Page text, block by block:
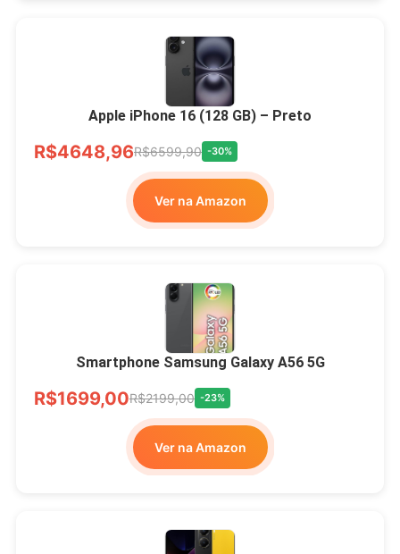
Apple iPhone 16 (128 GB) – Preto
R$4648,96R$6599,90 -30%
Ver na Amazon
Smartphone Samsung Galaxy A56 5G
R$1699,00R$2199,00 -23%
Ver na Amazon